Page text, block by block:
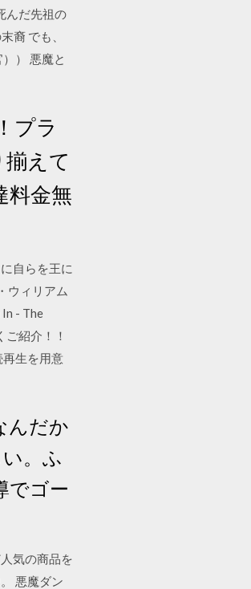
んだ先祖の
裔 でも、
） 悪魔と
プラ
えて
料金無
自らを王に
ウィリアム
- The
紹介！！
生を用意
んだか
。ふ
でゴー
気の商品を
悪魔ダン